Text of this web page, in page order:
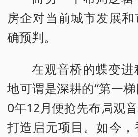
房企对当前城市发展
确预判。
在观音桥的蝶变
地可谓是深耕的“第一
0年12月便抢先布局观
打造启元项目。如今